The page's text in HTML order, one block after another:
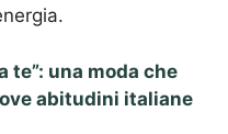
te”: una moda che
abitudini italiane